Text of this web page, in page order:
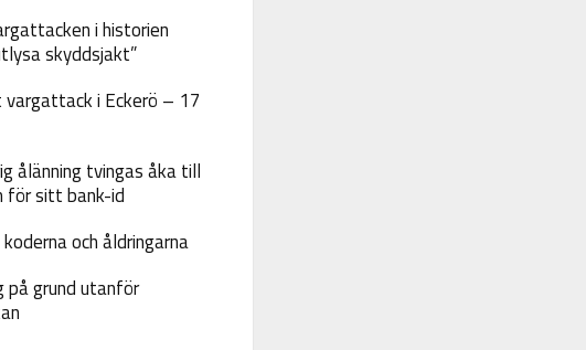
i historien
skyddsjakt”
i Eckerö – 17
ålänning tvingas åka till
för sitt bank-id
och åldringarna
grund utanför